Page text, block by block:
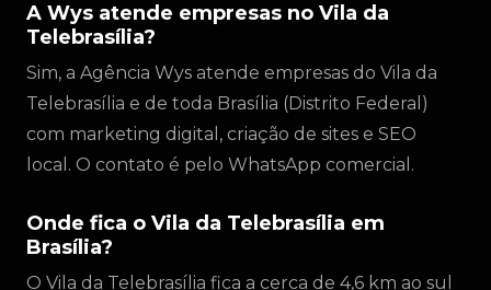
A Wys atende empresas no Vila da
Telebrasília?
Sim, a Agência Wys atende empresas do Vila da
Telebrasília e de toda Brasília (Distrito Federal)
com marketing digital, criação de sites e SEO
local. O contato é pelo WhatsApp comercial.
Onde fica o Vila da Telebrasília em
Brasília?
O Vila da Telebrasília fica a cerca de 4,6 km ao sul